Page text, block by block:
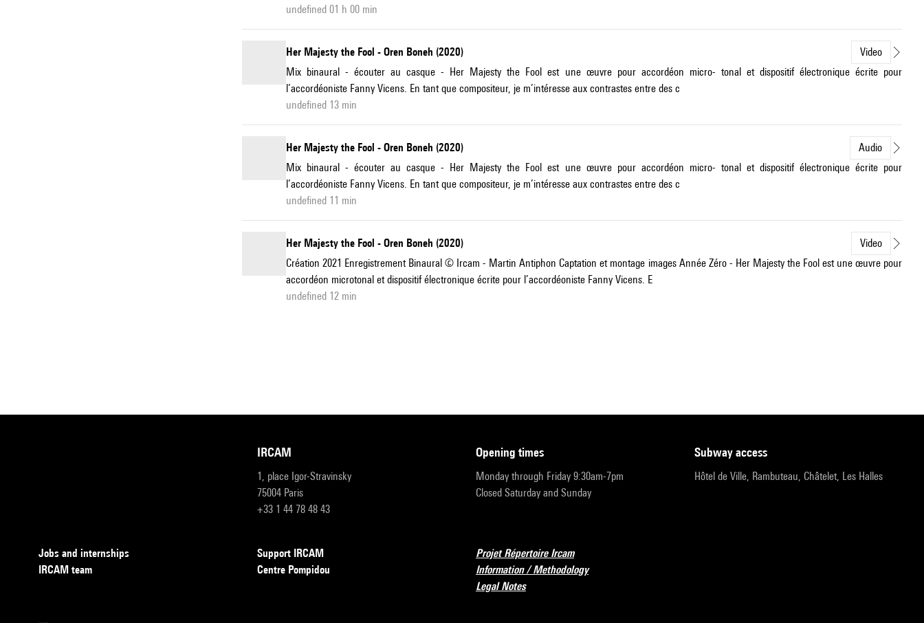
undefined 01 h 00 min
Her Majesty the Fool - Oren Boneh (2020)
Video
Mix binaural - écouter au casque - Her Majesty the Fool est une œuvre pour accordéon micro- tonal et dispositif électronique écrite pour
l’accordéoniste Fanny Vicens. En tant que compositeur, je m’intéresse aux contrastes entre des c
undefined 13 min
Her Majesty the Fool - Oren Boneh (2020)
Audio
Mix binaural - écouter au casque - Her Majesty the Fool est une œuvre pour accordéon micro- tonal et dispositif électronique écrite pour
l’accordéoniste Fanny Vicens. En tant que compositeur, je m’intéresse aux contrastes entre des c
undefined 11 min
Her Majesty the Fool - Oren Boneh (2020)
Video
Création 2021 Enregistrement Binaural © Ircam - Martin Antiphon Captation et montage images Année Zéro - Her Majesty the Fool est une œuvre pour
accordéon microtonal et dispositif électronique écrite pour l’accordéoniste Fanny Vicens. E
undefined 12 min
IRCAM
1, place Igor-Stravinsky
75004 Paris
+33 1 44 78 48 43
opening times
Monday through Friday 9:30am-7pm
Closed Saturday and Sunday
subway access
Hôtel de Ville, Rambuteau, Châtelet, Les Halles
Jobs and internships
IRCAM team
Support IRCAM
Centre Pompidou
Projet Répertoire Ircam
Information / Methodology
Legal Notes